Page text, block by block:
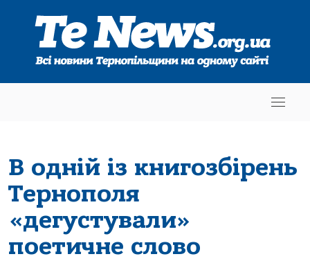
В одній із книгозбірень
Тернополя
«дегустували»
поетичне слово